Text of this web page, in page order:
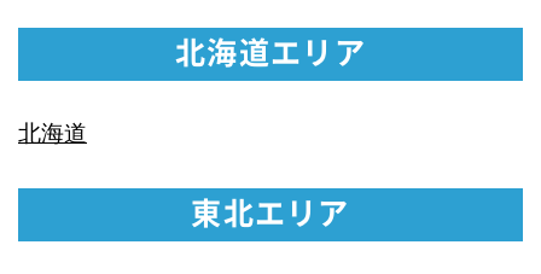
北海道エリア
北海道
東北エリア